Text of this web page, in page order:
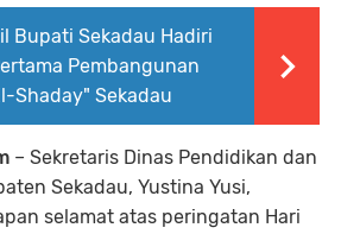
Bupati Sekadau Hadiri
Pembangunan
Shaday" Sekadau
– Sekretaris Dinas Pendidikan dan
Sekadau, Yustina Yusi,
selamat atas peringatan Hari